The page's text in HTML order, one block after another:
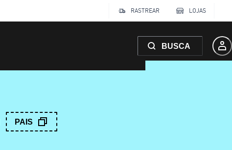
RASTREAR LOJAS
BUSCA
PAIS